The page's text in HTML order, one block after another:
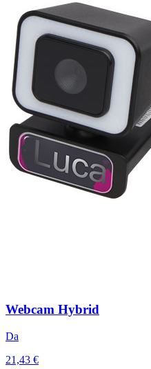
Webcam Hybrid
Da
21,43 €